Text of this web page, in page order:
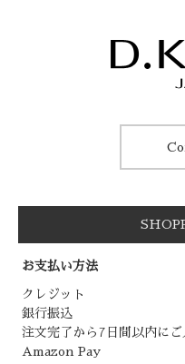
お支払い方法
クレジット
銀行振込
注文完了から7日間以内にご
Amazon Pay